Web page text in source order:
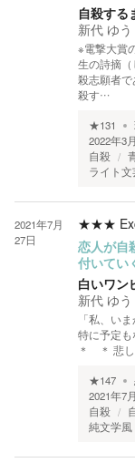
自殺する
新代 ゆう
※電撃大賞
生の詩摘
殺志願者
殺す…
★131
2022年3
自殺
ライト文
2021年7月
27日
★★★
恋人が自
付いてい
白いワン
新代 ゆう
「私、い
特に予定
＊ ＊ 悲し
★147
2021年7
自殺
純文学風